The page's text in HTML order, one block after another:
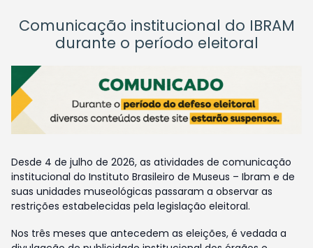
Comunicação institucional do IBRAM
durante o período eleitoral
Desde 4 de julho de 2026, as atividades de comunicação
institucional do Instituto Brasileiro de Museus – Ibram e de
suas unidades museológicas passaram a observar as
restrições estabelecidas pela legislação eleitoral.
Nos três meses que antecedem as eleições, é vedada a